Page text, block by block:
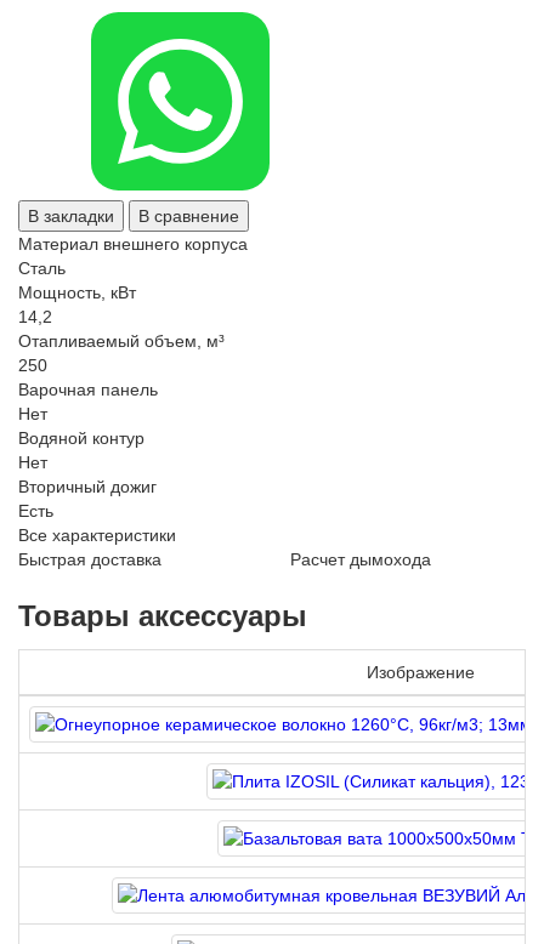
В закладки
В сравнение
Материал внешнего корпуса
Сталь
Мощность, кВт
14,2
Отапливаемый объем, м³
250
Варочная панель
Нет
Водяной контур
Нет
Вторичный дожиг
Есть
Все характеристики
Быстрая доставка
Расчет дымохода
Товары аксессуары
Изображение